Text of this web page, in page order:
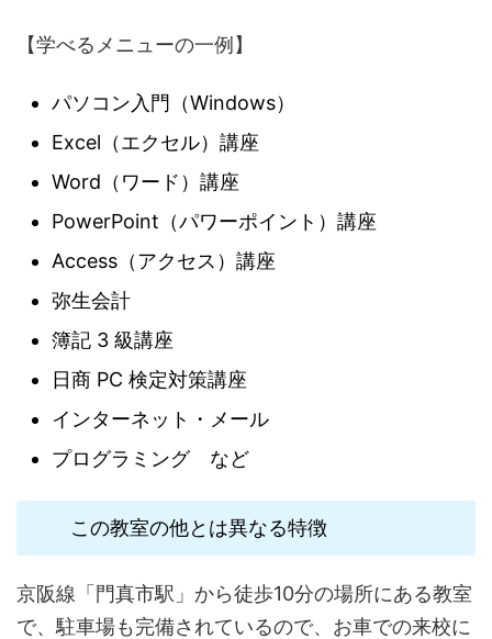
【学べるメニューの一例】
パソコン入門（Windows）
Excel（エクセル）講座
Word（ワード）講座
PowerPoint（パワーポイント）講座
Access（アクセス）講座
弥生会計
簿記 3 級講座
日商 PC 検定対策講座
インターネット・メール
プログラミング など
この教室の他とは異なる特徴
京阪線「門真市駅」から徒歩10分の場所にある教室
で、駐車場も完備されているので、お車での来校に